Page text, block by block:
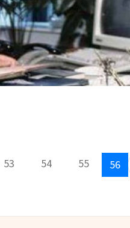
53 54 55 56